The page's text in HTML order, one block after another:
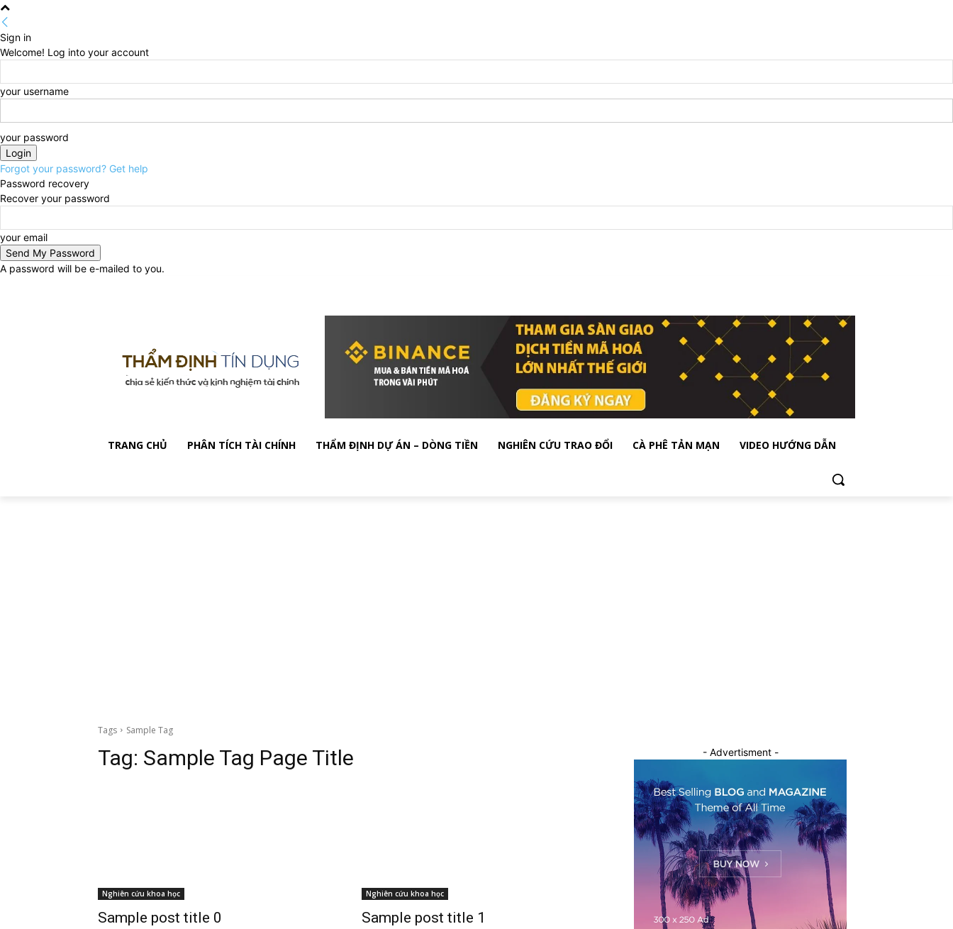
Sign in
Welcome! Log into your account
your username
your password
Forgot your password? Get help
Password recovery
Recover your password
your email
A password will be e-mailed to you.
TRANG CHỦ PHÂN TÍCH TÀI CHÍNH THẨM ĐỊNH DỰ ÁN – DÒNG TIỀN NGHIÊN CỨU TRAO ĐỔI CÀ PHÊ TẢN MẠN VIDEO HƯỚNG DẪN
Tags Sample Tag
Tag: Sample Tag Page Title
Nghiên cứu khoa học
Sample post title 0
Nghiên cứu khoa học
Sample post title 1
- Advertisment -